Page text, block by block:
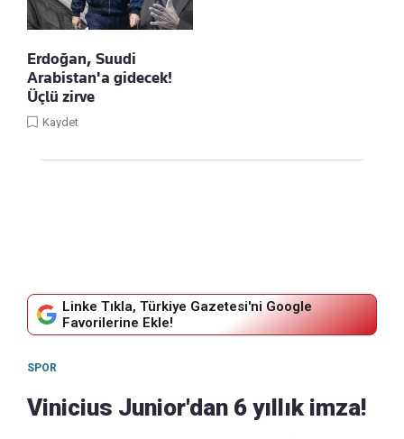
Erdoğan, Suudi
Arabistan'a gidecek!
Üçlü zirve
Kaydet
Linke Tıkla, Türkiye Gazetesi'ni Google
Favorilerine Ekle!
SPOR
Vinicius Junior'dan 6 yıllık imza!